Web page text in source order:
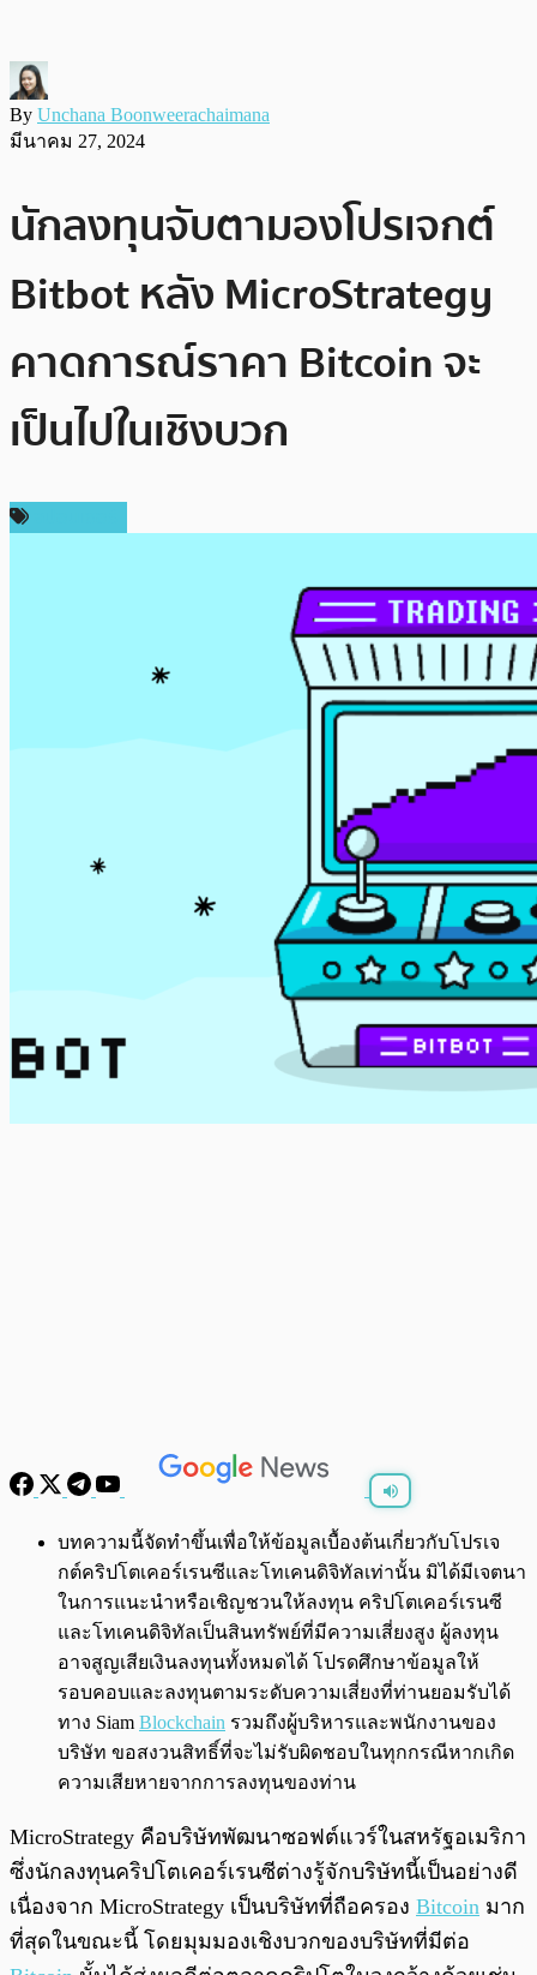
By Unchana Boonweerachaimana
มีนาคม 27, 2024
นักลงทุนจับตามองโปรเจกต์
Bitbot หลัง MicroStrategy
คาดการณ์ราคา Bitcoin จะ
เป็นไปในเชิงบวก
พร้อมเล่น 0:00/0:00
บทความนี้จัดทำขึ้นเพื่อให้ข้อมูลเบื้องต้นเกี่ยวกับโปรเจ
กต์คริปโตเคอร์เรนซีและโทเคนดิจิทัลเท่านั้น มิได้มีเจตนา
ในการแนะนำหรือเชิญชวนให้ลงทุน คริปโตเคอร์เรนซี
และโทเคนดิจิทัลเป็นสินทรัพย์ที่มีความเสี่ยงสูง ผู้ลงทุน
อาจสูญเสียเงินลงทุนทั้งหมดได้ โปรดศึกษาข้อมูลให้
รอบคอบและลงทุนตามระดับความเสี่ยงที่ท่านยอมรับได้
ทาง Siam Blockchain รวมถึงผู้บริหารและพนักงานของ
บริษัท ขอสงวนสิทธิ์ที่จะไม่รับผิดชอบในทุกกรณีหากเกิด
ความเสียหายจากการลงทุนของท่าน
MicroStrategy คือบริษัทพัฒนาซอฟต์แวร์ในสหรัฐอเมริกา
ซึ่งนักลงทุนคริปโตเคอร์เรนซีต่างรู้จักบริษัทนี้เป็นอย่างดี
เนื่องจาก MicroStrategy เป็นบริษัทที่ถือครอง Bitcoin มาก
ที่สุดในขณะนี้ โดยมุมมองเชิงบวกของบริษัทที่มีต่อ